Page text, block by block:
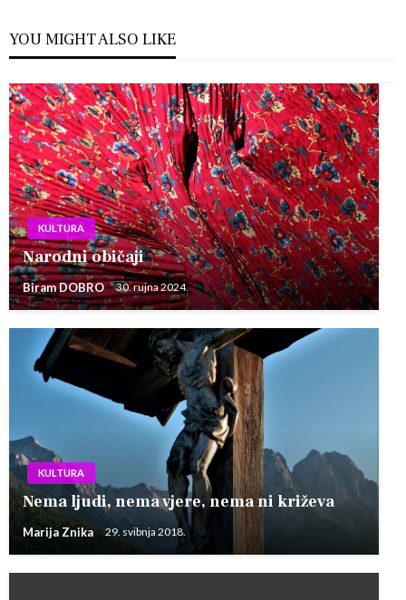
YOU MIGHT ALSO LIKE
KULTURA
Narodni običaji
Biram DOBRO 30. rujna 2024.
KULTURA
Nema ljudi, nema vjere, nema ni križeva
Marija Znika 29. svibnja 2018.